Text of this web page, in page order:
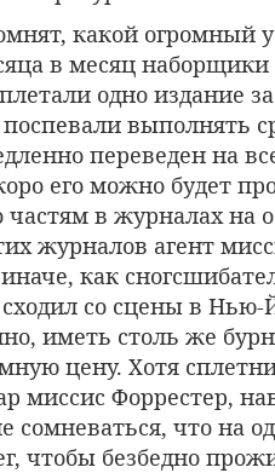
какой огромный
в месяц
одно издание
выполнять
переведен на
его можно будет
частям в журналах на
журналов агент
как
со сцены в Нью-
иметь столь же
цену. Хотя
миссис Форрестер,
сомневаться, что на
чтобы безбедно